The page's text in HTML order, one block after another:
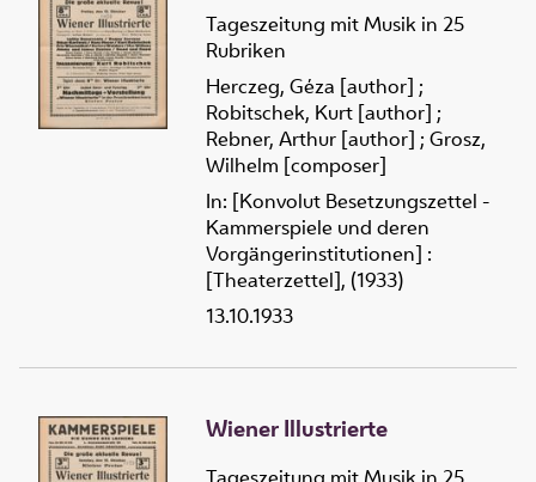
Tageszeitung mit Musik in 25
Rubriken
Herczeg, Géza [author] ;
Robitschek, Kurt [author] ;
Rebner, Arthur [author] ; Grosz,
Wilhelm [composer]
In: [Konvolut Besetzungszettel -
Kammerspiele und deren
Vorgängerinstitutionen] :
[Theaterzettel], (1933)
13.10.1933
Wiener Illustrierte